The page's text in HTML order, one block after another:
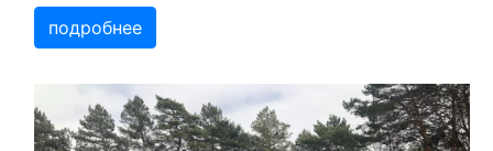
подробнее